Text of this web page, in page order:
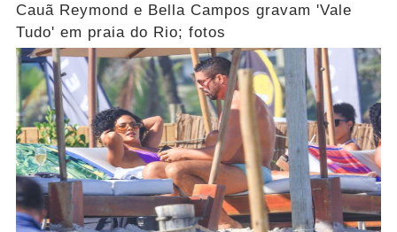
Cauã Reymond e Bella Campos gravam 'Vale
Tudo' em praia do Rio; fotos